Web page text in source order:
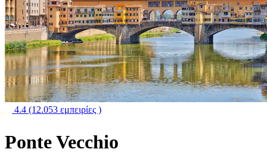
4.4 (12.053 εμπειρίες )
Ponte Vecchio